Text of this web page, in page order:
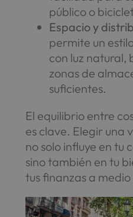
público o
Espacio y
permite un
con luz natural,
zonas de
suficientes.
El equilibrio entre
es clave. Elegir una
no solo influye en tu
sino también en tu
tus finanzas a